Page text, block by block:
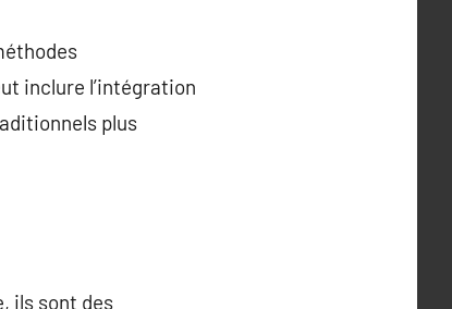
inclure l’intégration
plus
ils sont des